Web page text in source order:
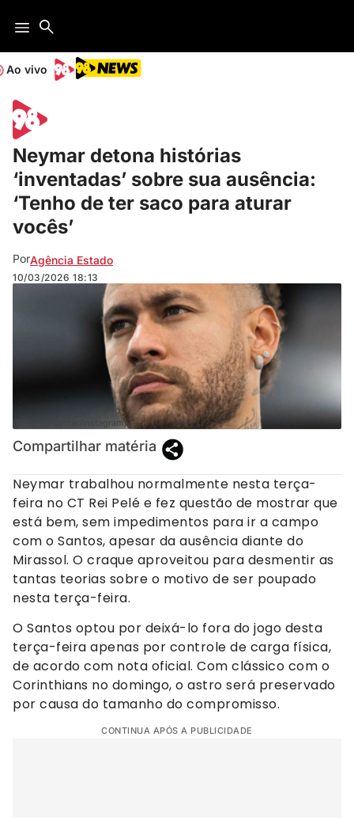
Ao vivo
Neymar detona histórias
‘inventadas’ sobre sua ausência:
‘Tenho de ter saco para aturar
vocês’
PorAgência Estado
10/03/2026 18:13
(Foto: @neymar/Instagram).
Compartilhar matéria
Neymar trabalhou normalmente nesta terça-
feira no CT Rei Pelé e fez questão de mostrar que
está bem, sem impedimentos para ir a campo
com o Santos, apesar da ausência diante do
Mirassol. O craque aproveitou para desmentir as
tantas teorias sobre o motivo de ser poupado
nesta terça-feira.
O Santos optou por deixá-lo fora do jogo desta
terça-feira apenas por controle de carga física,
de acordo com nota oficial. Com clássico com o
Corinthians no domingo, o astro será preservado
por causa do tamanho do compromisso.
CONTINUA APÓS A PUBLICIDADE